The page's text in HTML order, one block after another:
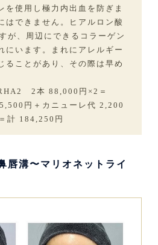
を使用し極力内出血を防ぎま
はできません。ヒアルロン酸
が、周辺にできるコラーゲン
にいます。まれにアレルギー
ることがあり、その際は早め
2本 88,000円×2＝
円＋カニューレ代 2,200
計 184,250円
唇溝〜マリオネットライ